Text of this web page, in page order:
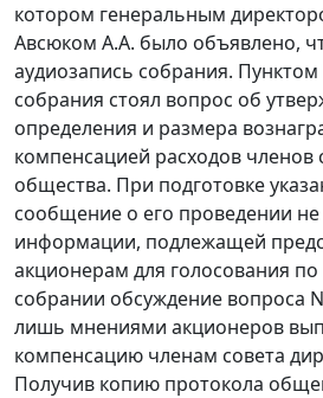
котором генеральным
Авсюком А.А. было объявлено,
аудиозапись собрания. Пунктом
собрания стоял вопрос об
определения и размера
компенсацией расходов членов
общества. При подготовке
сообщение о его проведении
информации, подлежащей
акционерам для голосования
собрании обсуждение вопроса
лишь мнениями акционеров
компенсацию членам совета
Получив копию протокола